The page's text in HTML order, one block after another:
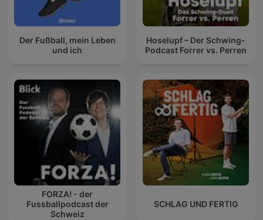
Der Fußball, mein Leben
und ich
Hoselupf – Der Schwing-
Podcast Forrer vs. Perren
FORZA! - der
Fussballpodcast der
Schweiz
SCHLAG UND FERTIG